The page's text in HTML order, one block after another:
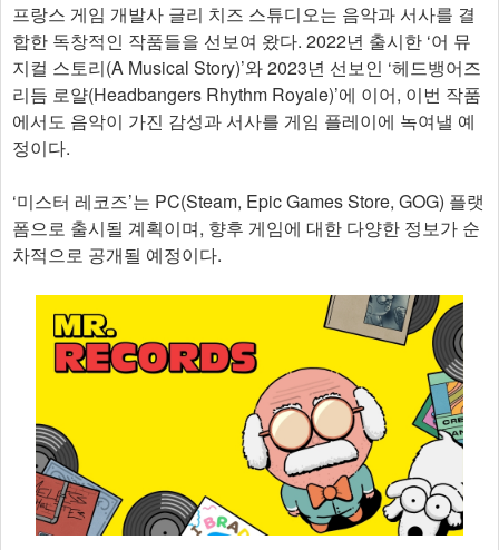
프랑스 게임 개발사 글리 치즈 스튜디오는 음악과 서사를 결
합한 독창적인 작품들을 선보여 왔다. 2022년 출시한 ‘어 뮤
지컬 스토리(A Musical Story)’와 2023년 선보인 ‘헤드뱅어즈
리듬 로얄(Headbangers Rhythm Royale)’에 이어, 이번 작품
에서도 음악이 가진 감성과 서사를 게임 플레이에 녹여낼 예
정이다.
‘미스터 레코즈’는 PC(Steam, Epic Games Store, GOG) 플랫
폼으로 출시될 계획이며, 향후 게임에 대한 다양한 정보가 순
차적으로 공개될 예정이다.